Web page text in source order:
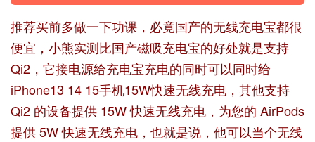
推荐买前多做一下功课，必竟国产的无线充电宝都很
便宜，小熊实测比国产磁吸充电宝的好处就是支持
Qi2，它接电源给充电宝充电的同时可以同时给
iPhone13 14 15手机15W快速无线充电，其他支持
Qi2 的设备提供 15W 快速无线充电，为您的 AirPods
提供 5W 快速无线充电，也就是说，他可以当个无线